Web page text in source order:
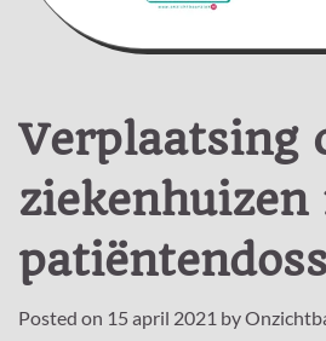
Verplaatsing
Posted on 15 april 2021 by